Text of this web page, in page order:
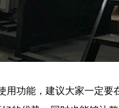
功能，建议大家一定要